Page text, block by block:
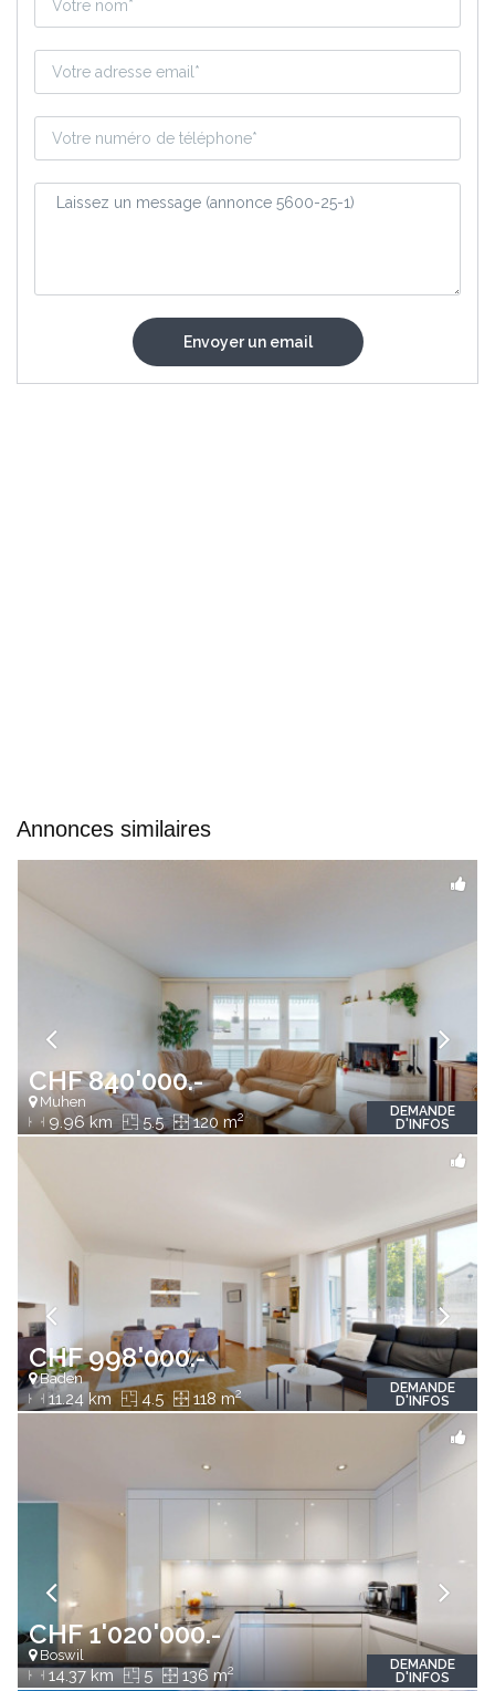
Annonces similaires
CHF 840'000.-
Muhen
9.96 km 5.5 120 m2
DEMANDE
D'INFOS
CHF 998'000.-
Baden
11.24 km 4.5 118 m2
DEMANDE
D'INFOS
CHF 1'020'000.-
Boswil
14.37 km 5 136 m2
DEMANDE
D'INFOS